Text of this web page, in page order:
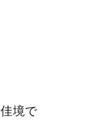
境で